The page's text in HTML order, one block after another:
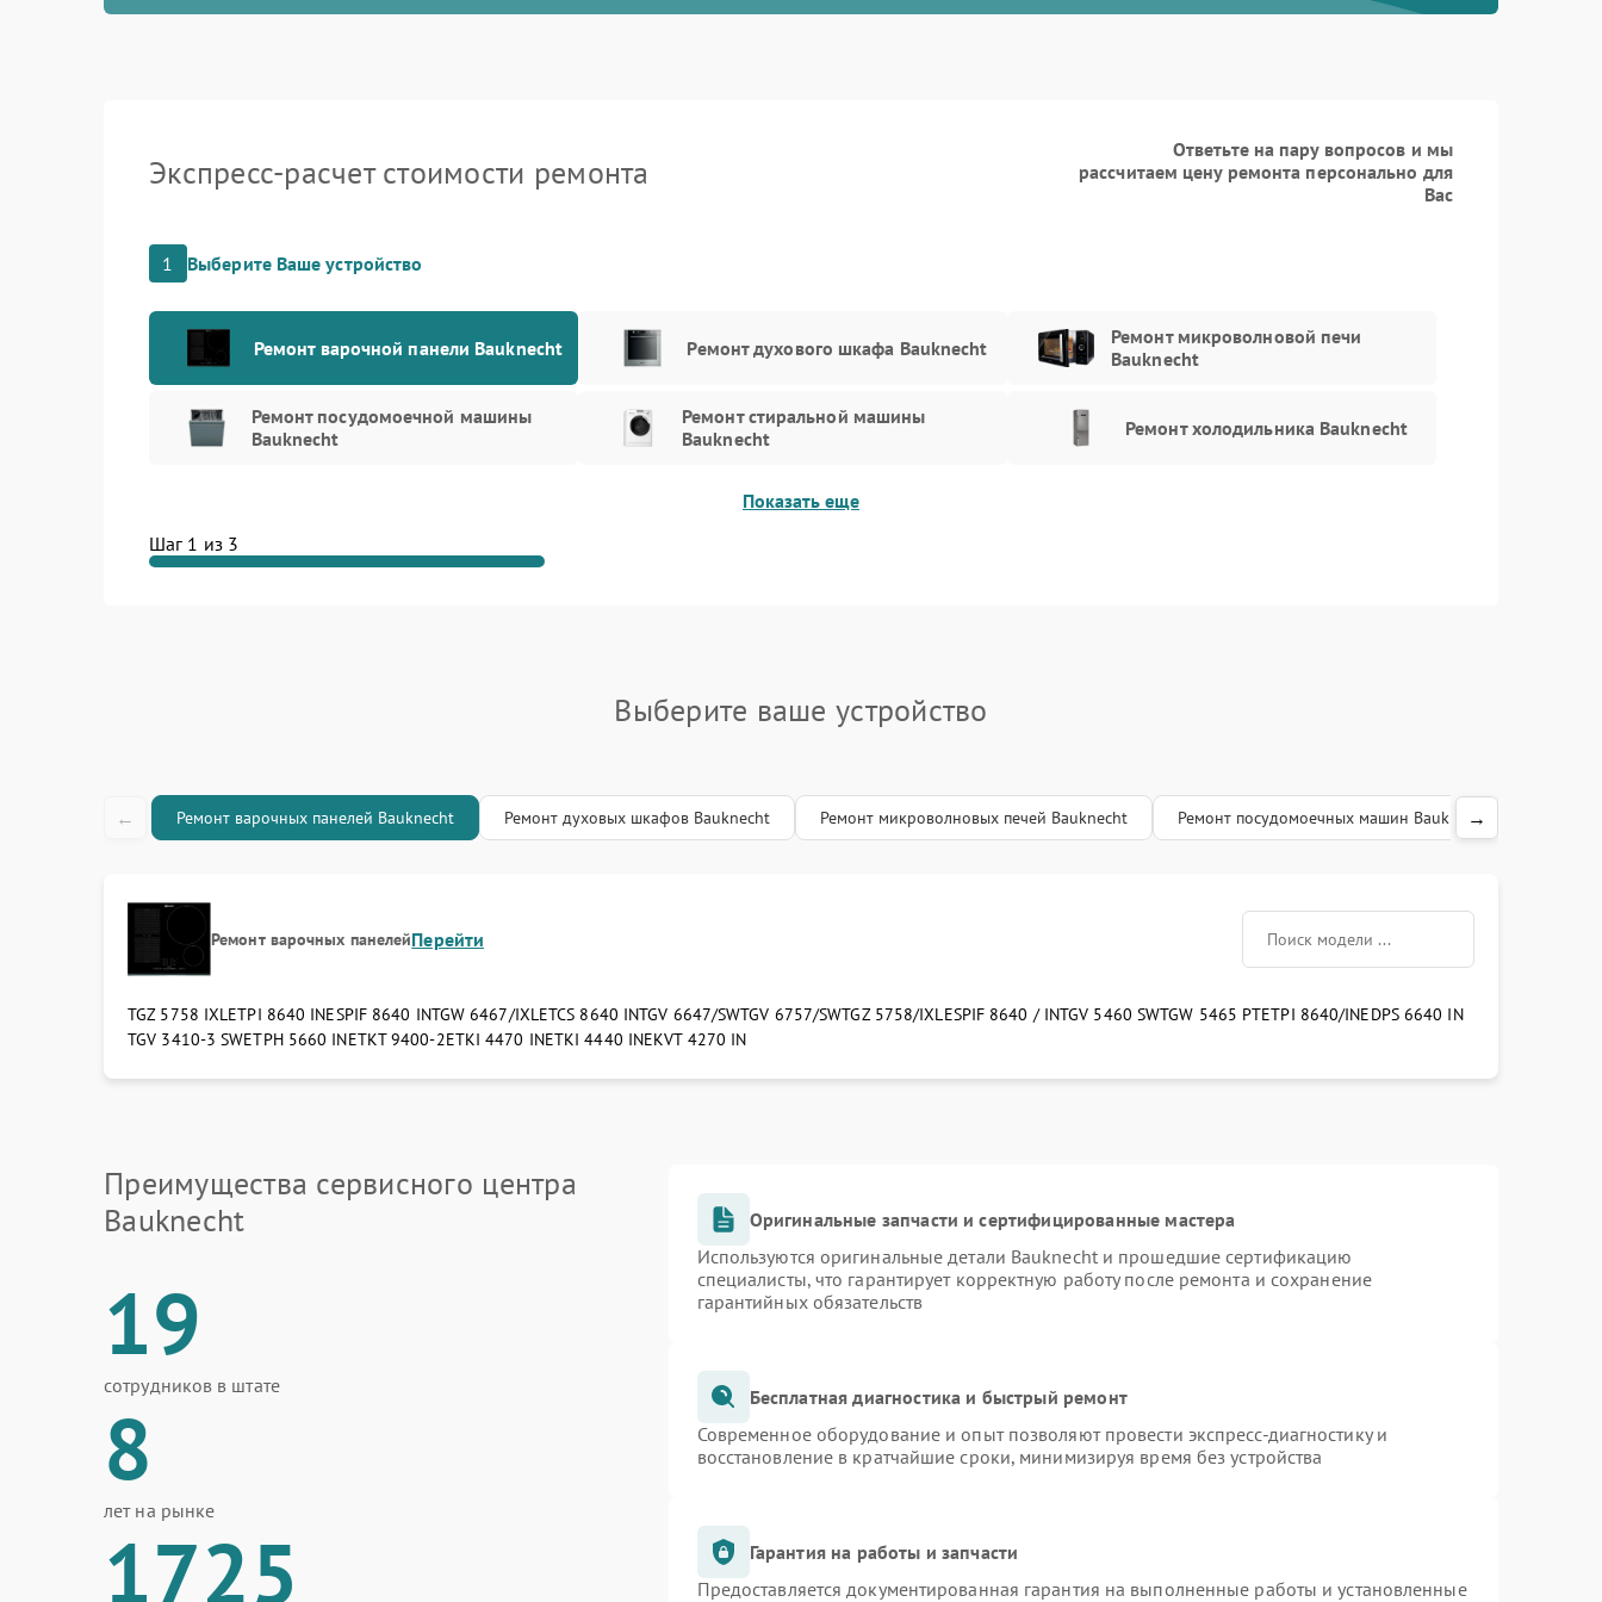
Экспресс-расчет стоимости ремонта
Ответьте на пару вопросов и мы
рассчитаем цену ремонта персонально для
Вас
1 Выберите Ваше устройство
Ремонт варочной панели Bauknecht Ремонт духового шкафа Bauknecht
Ремонт микроволновой печи
Bauknecht
Ремонт посудомоечной машины
Bauknecht
Ремонт стиральной машины
Bauknecht
Ремонт холодильника Bauknecht
Показать еще
Шаг 1 из 3
Выберите ваше устройство
← Ремонт варочных панелей Bauknecht Ремонт духовых шкафов Bauknecht Ремонт микроволновых печей Bauknecht Ремонт посудомоечных машин Bauknecht
→
Ремонт варочных панелейПерейти
TGZ 5758 IXLETPI 8640 INESPIF 8640 INTGW 6467/IXLETCS 8640 INTGV 6647/SWTGV 6757/SWTGZ 5758/IXLESPIF 8640 / INTGV 5460 SWTGW 5465 PTETPI 8640/INEDPS 6640 IN
TGV 3410-3 SWETPH 5660 INETKT 9400-2ETKI 4470 INETKI 4440 INEKVT 4270 IN
Преимущества сервисного центра
Bauknecht
19
сотрудников в штате
8
лет на рынке
1725
Оригинальные запчасти и сертифицированные мастера
Используются оригинальные детали Bauknecht и прошедшие сертификацию
специалисты, что гарантирует корректную работу после ремонта и сохранение
гарантийных обязательств
Бесплатная диагностика и быстрый ремонт
Современное оборудование и опыт позволяют провести экспресс-диагностику и
восстановление в кратчайшие сроки, минимизируя время без устройства
Гарантия на работы и запчасти
Предоставляется документированная гарантия на выполненные работы и установленные